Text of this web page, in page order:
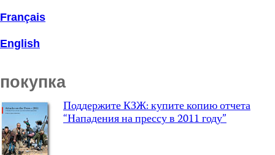
Français
English
покупка
Поддержите КЗЖ: купите копию отчета
“Нападения на прессу в 2011 году”